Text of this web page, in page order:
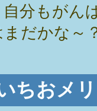
分もがん
まだかな～
ちおメ